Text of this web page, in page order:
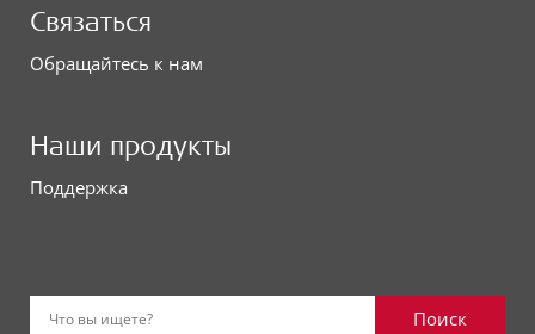
Связаться
Обращайтесь к нам
Наши продукты
Поддержка
Что вы ищете? Поиск